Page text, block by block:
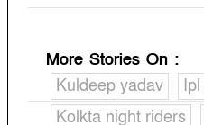
More Stories On :
Kuldeep yadav
Kolkta night riders